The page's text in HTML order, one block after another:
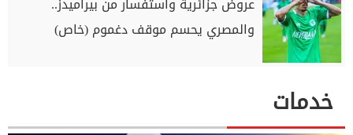
والمصري يحسم موقف دغموم (خاص)
خدمات